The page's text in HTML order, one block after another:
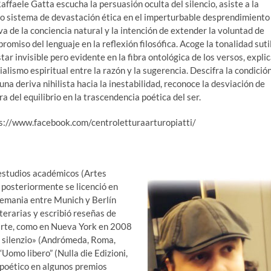
Gatta escucha la persuasión oculta del silencio, asiste a la
sistema de devastación ética en el imperturbable desprendimiento
la conciencia natural y la intención de extender la voluntad de
del lenguaje en la reflexión filosófica. Acoge la tonalidad
invisible pero evidente en la fibra ontológica de los versos,
espiritual entre la razón y la sugerencia. Descifra la
deriva nihilista hacia la inestabilidad, reconoce la desviación de
del equilibrio en la trascendencia poética del ser.
www.facebook.com/centroletturaarturopiatti/
académicos (Artes
se licenció en
entre Munich y Berlín
y escribió reseñas de
como en Nueva York en 2008
(Andrómeda, Roma,
libero” (Nulla die Edizioni,
en algunos premios